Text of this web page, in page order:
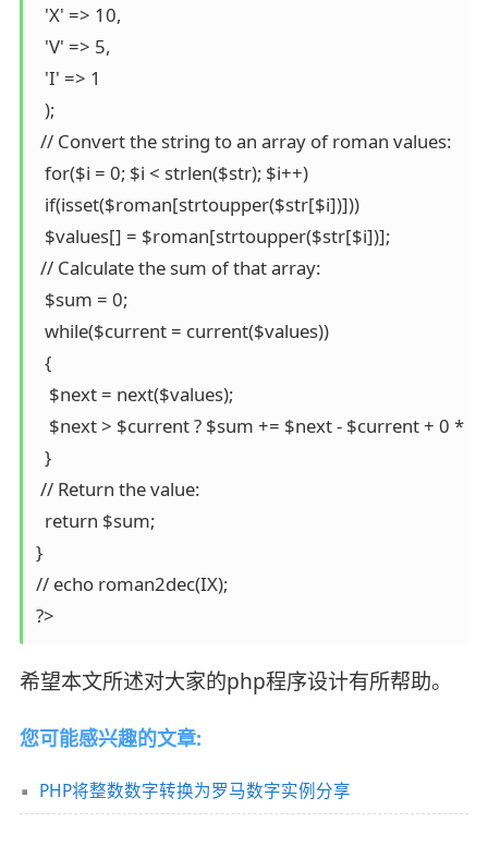
  'X' => 10,
  'V' => 5,
  'I' => 1
  );
// Convert the string to an array of roman values:
  for($i = 0; $i < strlen($str); $i++)
  if(isset($roman[strtoupper($str[$i])]))
  $values[] = $roman[strtoupper($str[$i])];
// Calculate the sum of that array:
  $sum = 0;
  while($current = current($values))
  {
   $next = next($values);
$next > $current ? $sum += $next - $current + 0 *
  }
// Return the value:
  return $sum;
}
// echo roman2dec(IX);
?>
希望本文所述对大家的php程序设计有所帮助。
您可能感兴趣的文章:
PHP将整数数字转换为罗马数字实例分享